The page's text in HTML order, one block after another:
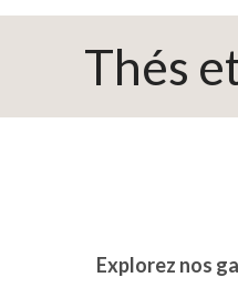
Thés
Explorez nos